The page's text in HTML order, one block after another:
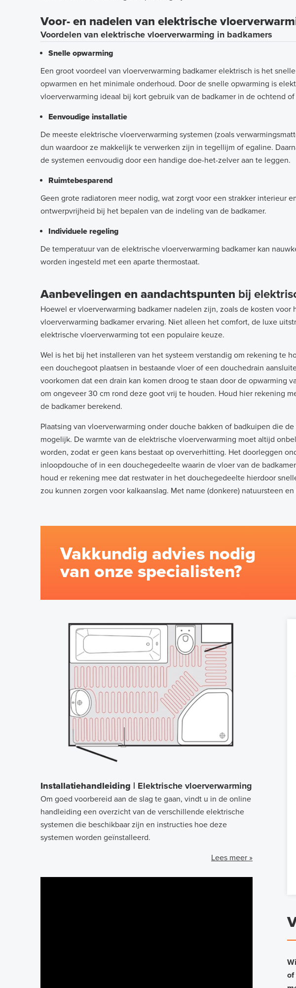
Voor- en nadelen van elektrische
Voordelen van elektrische vloerverwarming in badkamers
Snelle opwarming
Een groot voordeel van vloerverwarming badkamer elektrisch is het snelle
opwarmen en het minimale onderhoud. Door de snelle opwarming is
vloerverwarming ideaal bij kort gebruik van de badkamer in de ochtend of
Eenvoudige installatie
De meeste elektrische vloerverwarming systemen (zoals
dun waardoor ze makkelijk te verwerken zijn in tegellijm of egaline.
de systemen eenvoudig door een handige doe-het-zelver aan te leggen.
Ruimtebesparend
Geen grote radiatoren meer nodig, wat zorgt voor een strakker interieur
ontwerpvrijheid bij het bepalen van de indeling van de badkamer.
Individuele regeling
De temperatuur van de elektrische vloerverwarming badkamer kan
worden ingesteld met een aparte thermostaat.
Aanbevelingen en aandachtspunten bij
Hoewel er vloerverwarming badkamer nadelen zijn, zoals de kosten
vloerverwarming badkamer ervaring. Niet alleen het comfort, de luxe
elektrische vloerverwarming tot een populaire keuze.
Wel is het bij het installeren van het systeem verstandig om rekening te
een douchegoot plaatsen in bestaande vloer of een douchedrain
voorkomen dat een drain kan komen droog te staan door de opwarming
om ongeveer 30 cm rond deze goot vrij te houden. Houd hier rekening
de badkamer berekend.
Plaatsing van vloerverwarming onder douche bakken of badkuipen die
mogelijk. De warmte van de elektrische vloerverwarming moet altijd
worden, zodat er geen kans bestaat op oververhitting. Het doorleggen
inloopdouche of in een douchegedeelte waarin de vloer van de
houd er rekening mee dat restwater in het douchegedeelte hierdoor
zou kunnen zorgen voor kalkaanslag. Met name (donkere) natuursteen
Vakkundig advies nodig
van onze specialisten?
Installatiehandleiding | Elektrische vloerverwarming
Om goed voorbereid aan de slag te gaan, vindt u in de online
handleiding een overzicht van de verschillende elektrische
systemen die beschikbaar zijn en instructies hoe deze
systemen worden geïnstalleerd.
Lees meer »
of